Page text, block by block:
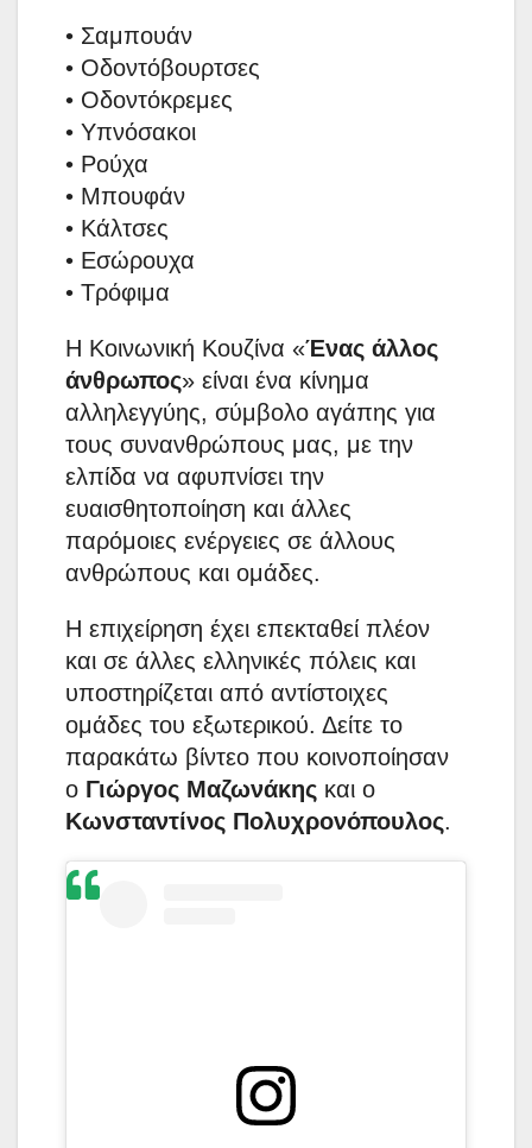
• Σαμπουάν
• Οδοντόβουρτσες
• Οδοντόκρεμες
• Υπνόσακοι
• Ρούχα
• Μπουφάν
• Κάλτσες
• Εσώρουχα
• Τρόφιμα
Η Κοινωνική Κουζίνα «Ένας άλλος
άνθρωπος» είναι ένα κίνημα
αλληλεγγύης, σύμβολο αγάπης για
τους συνανθρώπους μας, με την
ελπίδα να αφυπνίσει την
ευαισθητοποίηση και άλλες
παρόμοιες ενέργειες σε άλλους
ανθρώπους και ομάδες.
Η επιχείρηση έχει επεκταθεί πλέον
και σε άλλες ελληνικές πόλεις και
υποστηρίζεται από αντίστοιχες
ομάδες του εξωτερικού. Δείτε το
παρακάτω βίντεο που κοινοποίησαν
ο Γιώργος Μαζωνάκης και ο
Κωνσταντίνος Πολυχρονόπουλος.